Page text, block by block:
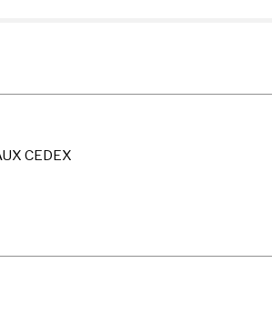
CEDEX